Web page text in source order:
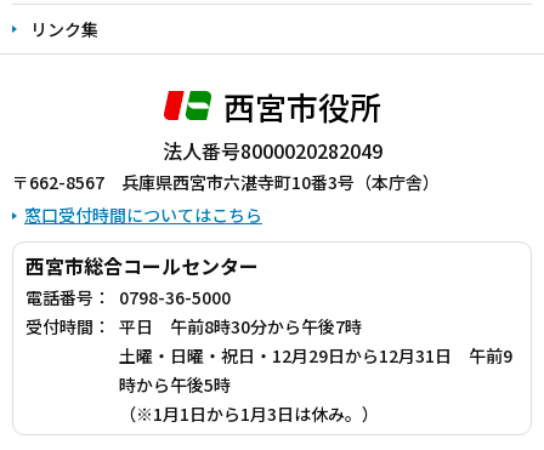
リンク集
西宮市役所
法人番号8000020282049
〒662-8567 兵庫県西宮市六湛寺町10番3号（本庁舎）
窓口受付時間についてはこちら
西宮市総合コールセンター
電話番号：
0798-36-5000
受付時間：
平日 午前8時30分から午後7時
土曜・日曜・祝日・12月29日から12月31日 午前9
時から午後5時
（※1月1日から1月3日は休み。）